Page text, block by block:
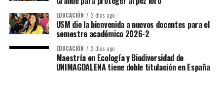
EDUCACIÓN 2 días ago
USM dio la bienvenida a nuevos docentes para el
semestre académico 2026-2
EDUCACIÓN 2 días ago
Maestría en Ecología y Biodiversidad de
UNIMAGDALENA tiene doble titulación en España